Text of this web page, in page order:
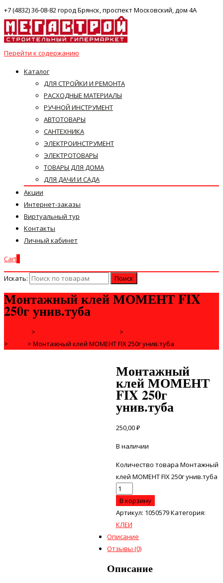
+7 (4832) 36-08-82 город Брянск, проспект Московский, дом 4А
Перейти к содержанию
Каталог
ДЛЯ СТРОЙКИ И РЕМОНТА
РАСХОДНЫЕ МАТЕРИАЛЫ
РУЧНОЙ ИНСТРУМЕНТ
АВТОТОВАРЫ
САНТЕХНИКА
ЭЛЕКТРОИНСТРУМЕНТ
ЭЛЕКТРОТОВАРЫ
ТОВАРЫ ДЛЯ ДОМА
ДЛЯ ДАЧИ И САДА
Акции
Интернет-заказы
Виртуальный тур
Контакты
Личный кабинет
Cart
Искать:
Монтажный клей МОМЕНТ FIX
250г унив.туба
> >
>
> Монтажный клей МОМЕНТ FIX 250г унив.туба
Монтажный
клей МОМЕНТ
FIX 250г
унив.туба
250,00₽
В наличии
Количество товара Монтажный
клей МОМЕНТ FIX 250г унив.туба
В корзину
Артикул: 1050579Категория:
КЛЕИ
Описание
Отзывы (0)
Описание